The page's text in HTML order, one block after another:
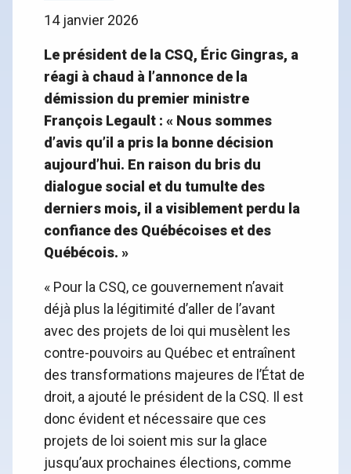
14 janvier 2026
Le président de la CSQ, Éric Gingras, a
réagi à chaud à l’annonce de la
démission du premier ministre
François Legault : « Nous sommes
d’avis qu’il a pris la bonne décision
aujourd’hui. En raison du bris du
dialogue social et du tumulte des
derniers mois, il a visiblement perdu la
confiance des Québécoises et des
Québécois. »
« Pour la CSQ, ce gouvernement n’avait
déjà plus la légitimité d’aller de l’avant
avec des projets de loi qui musèlent les
contre-pouvoirs au Québec et entraînent
des transformations majeures de l’État de
droit, a ajouté le président de la CSQ. Il est
donc évident et nécessaire que ces
projets de loi soient mis sur la glace
jusqu’aux prochaines élections, comme